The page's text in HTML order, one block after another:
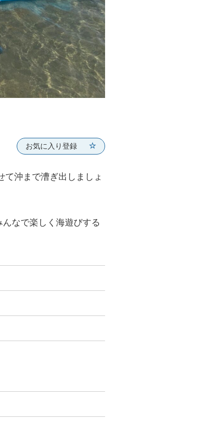
お気に入り登録
沖まで漕ぎ出しましょ
なで楽しく海遊びする